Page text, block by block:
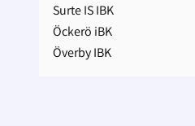
Surte IS IBK
Öckerö iBK
Överby IBK